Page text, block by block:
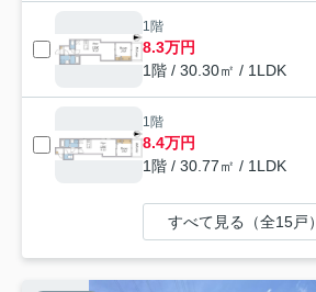
1階
8.3万円
1階 / 30.30㎡ / 1LDK
1階
8.4万円
1階 / 30.77㎡ / 1LDK
すべて見る（全15戸）